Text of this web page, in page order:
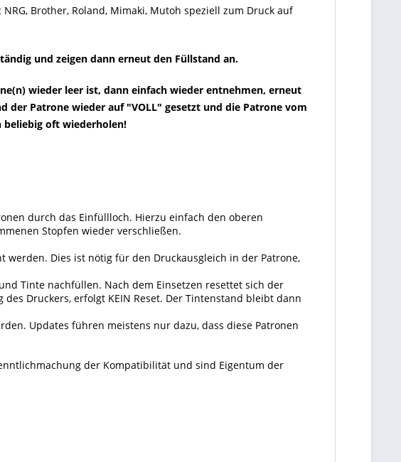
Brother, Roland, Mimaki, Mutoh speziell zum Druck auf
und zeigen dann erneut den Füllstand an.
wieder leer ist, dann einfach wieder entnehmen, erneut
der Patrone wieder auf "VOLL" gesetzt und die Patrone vom
beliebig oft wiederholen!
durch das Einfüllloch. Hierzu einfach den oberen
Stopfen wieder verschließen.
werden. Dies ist nötig für den Druckausgleich in der Patrone,
Tinte nachfüllen. Nach dem Einsetzen resettet sich der
Druckers, erfolgt KEIN Reset. Der Tintenstand bleibt dann
Updates führen meistens nur dazu, dass diese Patronen
der Kompatibilität und sind Eigentum der